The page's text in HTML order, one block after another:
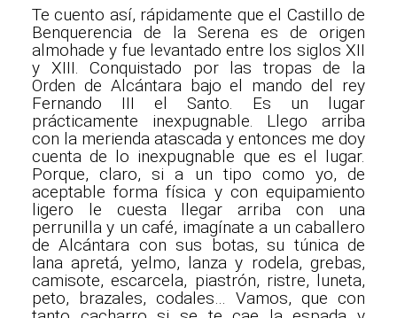
Te cuento así, rápidamente que el Castillo de
Benquerencia de la Serena es de origen
almohade y fue levantado entre los siglos XII
y XIII. Conquistado por las tropas de la
Orden de Alcántara bajo el mando del rey
Fernando III el Santo. Es un lugar
prácticamente inexpugnable. Llego arriba
con la merienda atascada y entonces me doy
cuenta de lo inexpugnable que es el lugar.
Porque, claro, si a un tipo como yo, de
aceptable forma física y con equipamiento
ligero le cuesta llegar arriba con una
perrunilla y un café, imagínate a un caballero
de Alcántara con sus botas, su túnica de
lana apretá, yelmo, lanza y rodela, grebas,
camisote, escarcela, piastrón, ristre, luneta,
peto, brazales, codales… Vamos, que con